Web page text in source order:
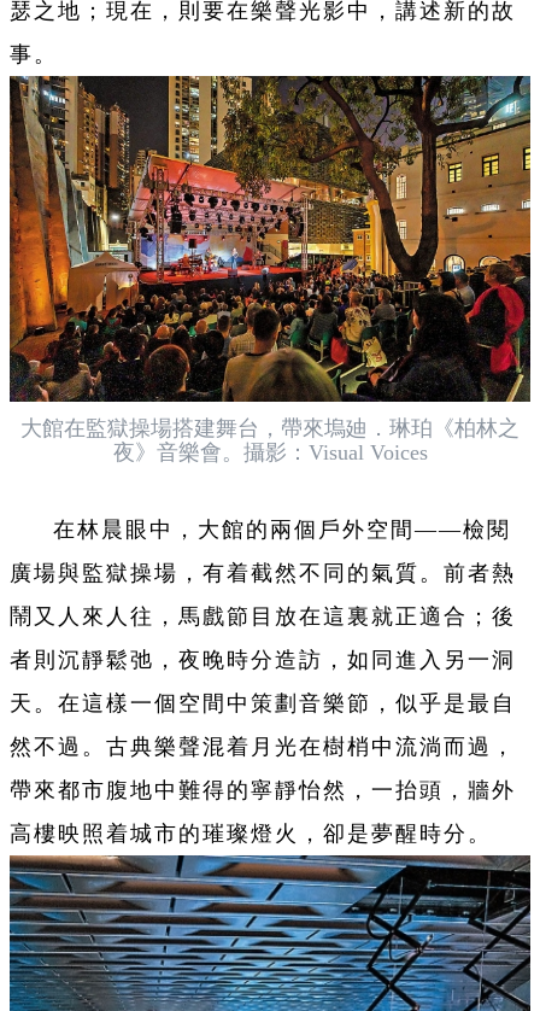
瑟之地；現在，則要在樂聲光影中，講述新的故
事。
大館在監獄操場搭建舞台，帶來塢廸．琳珀《柏林之
夜》音樂會。攝影：Visual Voices
在林晨眼中，大館的兩個戶外空間——檢閱
廣場與監獄操場，有着截然不同的氣質。前者熱
鬧又人來人往，馬戲節目放在這裏就正適合；後
者則沉靜鬆弛，夜晚時分造訪，如同進入另一洞
天。在這樣一個空間中策劃音樂節，似乎是最自
然不過。古典樂聲混着月光在樹梢中流淌而過，
帶來都市腹地中難得的寧靜怡然，一抬頭，牆外
高樓映照着城市的璀璨燈火，卻是夢醒時分。